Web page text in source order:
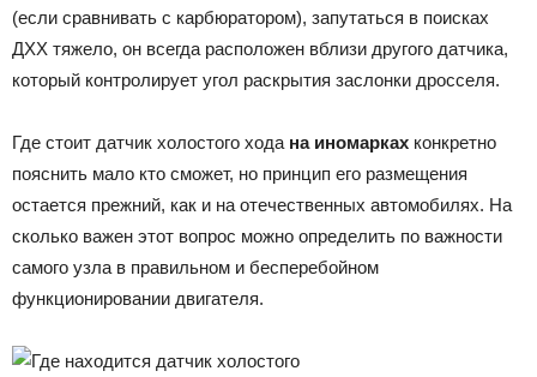
(если сравнивать с карбюратором), запутаться в поисках
ДХХ тяжело, он всегда расположен вблизи другого датчика,
который контролирует угол раскрытия заслонки дросселя.
Где стоит датчик холостого хода на иномарках конкретно
пояснить мало кто сможет, но принцип его размещения
остается прежний, как и на отечественных автомобилях. На
сколько важен этот вопрос можно определить по важности
самого узла в правильном и бесперебойном
функционировании двигателя.